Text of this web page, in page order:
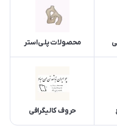
محصولات پلی‌استر
حروف کالیگرافی